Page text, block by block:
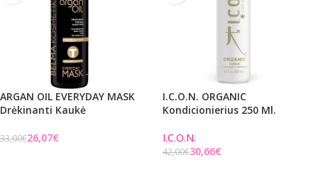
ARGAN OIL EVERYDAY MASK
Drėkinanti Kaukė
33,00€26,07€
I.C.O.N. ORGANIC
Kondicionierius 250 Ml.
I.C.O.N.
42,00€30,66€